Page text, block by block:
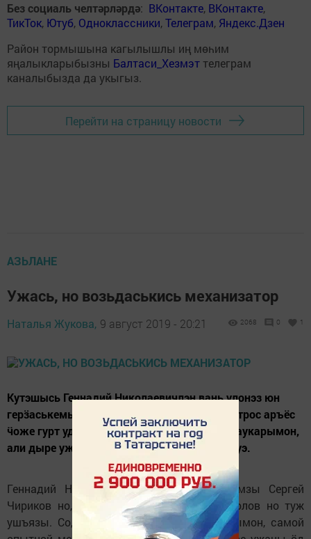
Без социаль челтәрләрдә: ВКонтакте, ВКонтакте,
ТикТок, Ютуб, Одноклассники,Телеграм, Яндекс.Дзен
Район тормышына кагылышлы иң мөһим
яңалыкларыбызны Балтаси_Хезмэт телеграм
каналыбызда да укыгыз.
Перейти на страницу новости
АЗЬЛАНЕ
Ужась, но возьдаськись механизатор
Наталья Жукова, 9 август 2019 - 20:21 2068 0 1
Кутэшысь Геннадий Николаевичлэн вань улонэз юн
герӟаськемын музъемен, техникаен. Солэн трос аръёс
ӵоже гурт удысын тыршемез гажамон но таукарымон,
али дыре ужась егитъёслы зэмос пример луэ.
Геннадий Николаевич Ефремовез агрономзы Сергей
Чириков но, кивалтӥсьсы Николай Колоколов но туж
ушъязы. Со, пе, милям самой адӟем карымон, самой